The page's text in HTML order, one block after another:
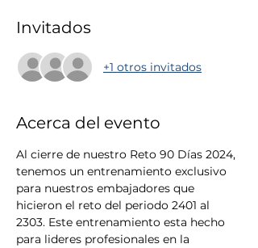
Invitados
+1 otros invitados
Acerca del evento
Al cierre de nuestro Reto 90 Días 2024,
tenemos un entrenamiento exclusivo
para nuestros embajadores que
hicieron el reto del periodo 2401 al
2303. Este entrenamiento esta hecho
para lideres profesionales en la